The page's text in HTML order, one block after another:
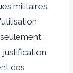
militaires.
justification
des